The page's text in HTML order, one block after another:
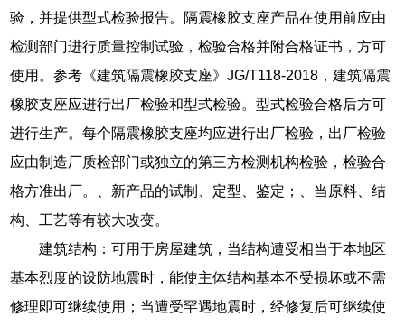
验，并提供型式检验报告。隔震橡胶支座产品在使用前应由
检测部门进行质量控制试验，检验合格并附合格证书，方可
使用。参考《建筑隔震橡胶支座》JG/T118-2018，建筑隔震
橡胶支座应进行出厂检验和型式检验。型式检验合格后方可
进行生产。每个隔震橡胶支座均应进行出厂检验，出厂检验
应由制造厂质检部门或独立的第三方检测机构检验，检验合
格方准出厂。、新产品的试制、定型、鉴定；、当原料、结
构、工艺等有较大改变。
建筑结构：可用于房屋建筑，当结构遭受相当于本地区
基本烈度的设防地震时，能使主体结构基本不受损坏或不需
修理即可继续使用；当遭受罕遇地震时，经修复后可继续使